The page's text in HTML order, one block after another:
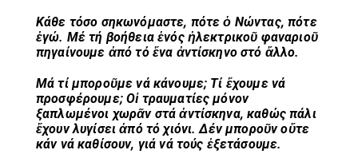
Κάθε τόσο σηκωνόμαστε, πότε ὁ Νώντας, πότε
ἐγώ. Μέ τή βοήθεια ἑνός ἠλεκτρικοῦ φαναριοῦ
πηγαίνουμε ἀπό τό ἕνα ἀντίσκηνο στό ἄλλο.
Μά τί μποροῦμε νά κάνουμε; Τί ἔχουμε νά
προσφέρουμε; Οἱ τραυματίες μόνον
ξαπλωμένοι χωρᾶν στά ἀντίσκηνα, καθώς πάλι
ἔχουν λυγίσει ἀπό τό χιόνι. Δέν μποροῦν οὔτε
κάν νά καθίσουν, γιά νά τούς ἐξετάσουμε.